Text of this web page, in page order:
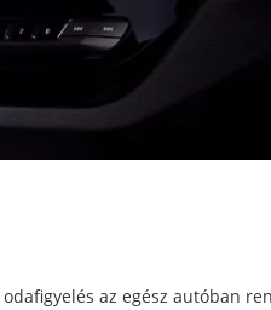
az egész autóban